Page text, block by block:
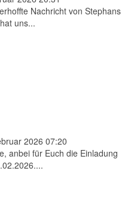
Nachricht von Stephans
uns...
2026 07:20
anbei für Euch die Einladung